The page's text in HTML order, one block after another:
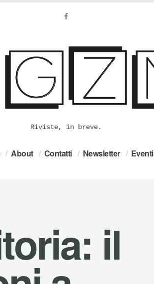
Riviste, in breve.
About Contatti Newsletter Eventi
il